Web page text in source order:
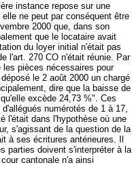
instance repose sur une
ne peut par conséquent être
2000 que, dans son
que le locataire avait
du loyer initial n'était pas
l'art. 270 CO n'était réunie. Par
les pièces nécessaires pour
le 2 août 2000 un chargé
dire que la baisse de
excède 24,73 %". Ces
numérotés de 1 à 17,
l'était dans l'hypothèse où une
s'agissant de la question de la
à ses écritures antérieures. Il
parties doivent s'interpréter à la
cantonale n'a ainsi